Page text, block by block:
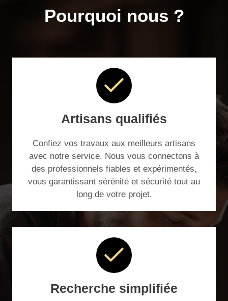
Pourquoi nous ?
Artisans qualifiés
Confiez vos travaux aux meilleurs artisans
avec notre service. Nous vous connectons à
des professionnels fiables et expérimentés,
vous garantissant sérénité et sécurité tout au
long de votre projet.
Recherche simplifiée